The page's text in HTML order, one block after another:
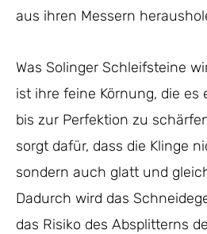
aus ihren Messern
Was Solinger Schleifsteine
ist ihre feine Körnung, die es
bis zur Perfektion zu
sorgt dafür, dass die Klinge
sondern auch glatt und
Dadurch wird das
das Risiko des Absplitterns